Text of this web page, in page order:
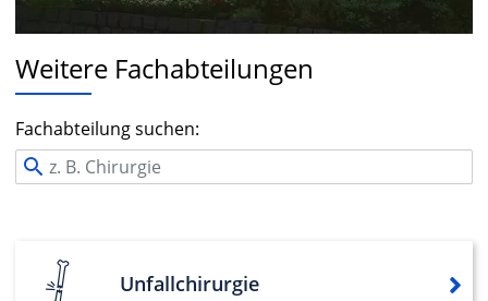
Weitere Fachabteilungen
Fachabteilung suchen:
Unfallchirurgie